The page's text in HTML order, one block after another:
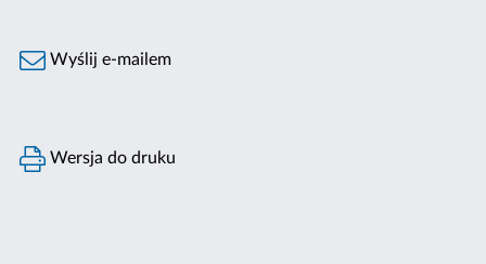
Wyślij e-mailem
Wersja do druku